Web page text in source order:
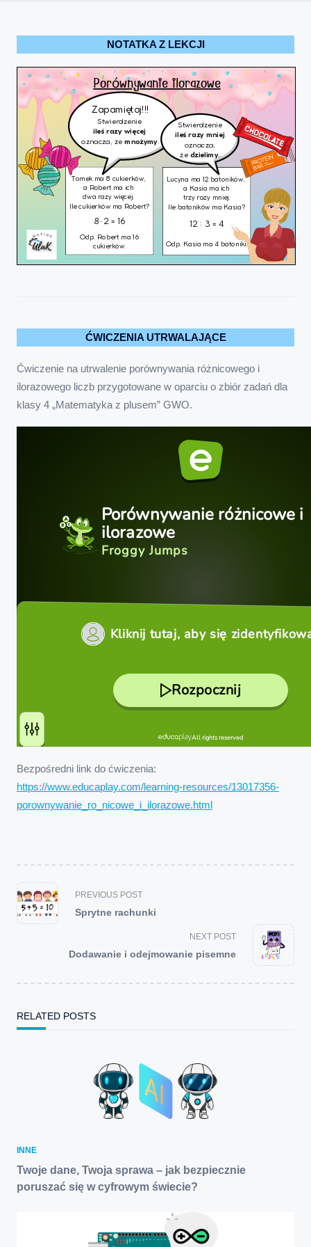
NOTATKA Z LEKCJI
ĆWICZENIA UTRWALAJĄCE
Ćwiczenie na utrwalenie porównywania różnicowego i
ilorazowego liczb przygotowane w oparciu o zbiór zadań dla
klasy 4 „Matematyka z plusem” GWO.
Bezpośredni link do ćwiczenia:
https://www.educaplay.com/learning-resources/13017356-
porownywanie_ro_nicowe_i_ilorazowe.html
<span
class="nav-
subtitle
PREVIOUS POST
Sprytne rachunki
NEXT POST
Dodawanie i odejmowanie pisemne
RELATED POSTS
INNE
Twoje dane, Twoja sprawa – jak bezpiecznie
poruszać się w cyfrowym świecie?